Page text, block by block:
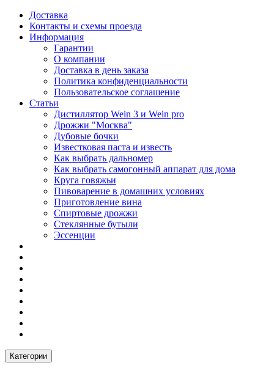
Доставка
Контакты и схемы проезда
Информация
Гарантии
О компании
Доставка в день заказа
Политика конфиденциальности
Пользовательское соглашение
Статьи
Дистиллятор Wein 3 и Wein pro
Дрожжи "Москва"
Дубовые бочки
Известковая паста и известь
Как выбрать дальномер
Как выбрать самогонный аппарат для дома
Круга говяжьи
Пивоварение в домашних условиях
Приготовление вина
Спиртовые дрожжи
Стеклянные бутыли
Эссенции
Категории